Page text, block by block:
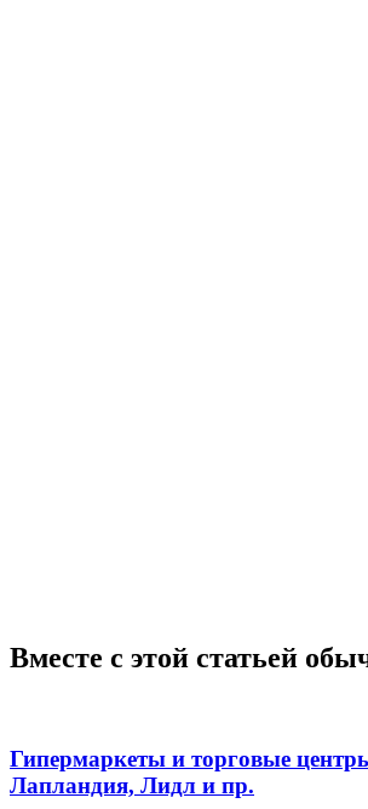
Вместе с этой статьей
Гипермаркеты и торговые
Лапландия, Лидл и пр.